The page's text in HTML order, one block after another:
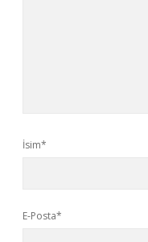
İsim*
E-Posta*